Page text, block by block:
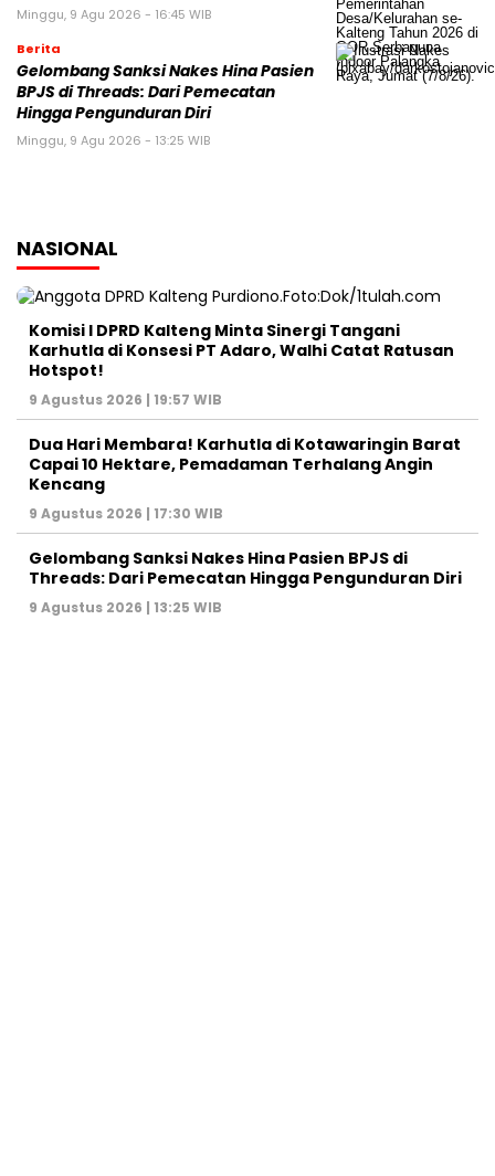
Minggu, 9 Agu 2026 - 16:45 WIB
Berita
Gelombang Sanksi Nakes Hina Pasien
BPJS di Threads: Dari Pemecatan
Hingga Pengunduran Diri
Minggu, 9 Agu 2026 - 13:25 WIB
NASIONAL
Komisi I DPRD Kalteng Minta Sinergi Tangani
Karhutla di Konsesi PT Adaro, Walhi Catat Ratusan
Hotspot!
9 Agustus 2026 | 19:57 WIB
Dua Hari Membara! Karhutla di Kotawaringin Barat
Capai 10 Hektare, Pemadaman Terhalang Angin
Kencang
9 Agustus 2026 | 17:30 WIB
Gelombang Sanksi Nakes Hina Pasien BPJS di
Threads: Dari Pemecatan Hingga Pengunduran Diri
9 Agustus 2026 | 13:25 WIB